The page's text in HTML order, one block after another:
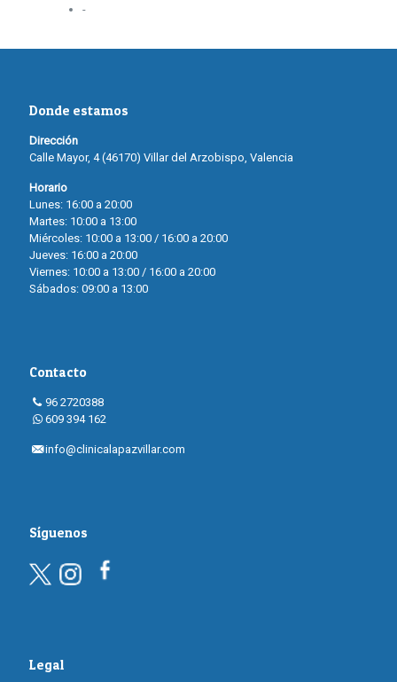
-
Donde estamos
Dirección
Calle Mayor, 4 (46170) Villar del Arzobispo, Valencia
Horario
Lunes: 16:00 a 20:00
Martes: 10:00 a 13:00
Miércoles: 10:00 a 13:00 / 16:00 a 20:00
Jueves: 16:00 a 20:00
Viernes: 10:00 a 13:00 / 16:00 a 20:00
Sábados: 09:00 a 13:00
Contacto
96 2720388
609 394 162
info@clinicalapazvillar.com
Síguenos
Legal